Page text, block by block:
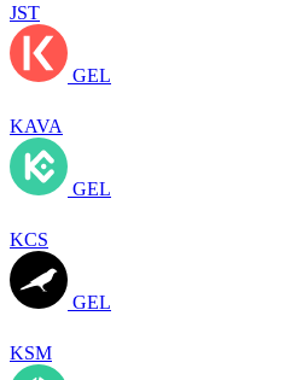
JST
GEL
KAVA
GEL
KCS
GEL
KSM